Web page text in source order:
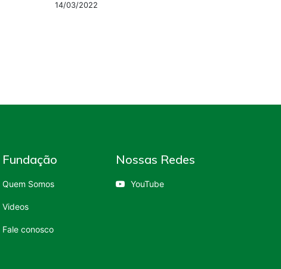
14/03/2022
Fundação
Quem Somos
Videos
Fale conosco
Nossas Redes
YouTube